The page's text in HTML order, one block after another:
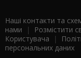
Наші контакти та
нами | Розмістити
Користувача |
персональних даних